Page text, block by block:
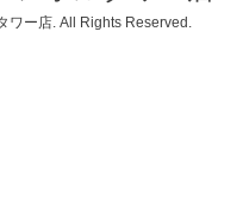
ワー店. All Rights Reserved.